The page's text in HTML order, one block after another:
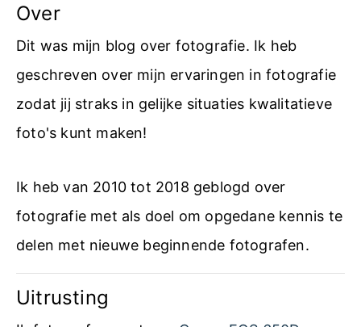
Over
Dit was mijn blog over fotografie. Ik heb
geschreven over mijn ervaringen in fotografie
zodat jij straks in gelijke situaties kwalitatieve
foto's kunt maken!
Ik heb van 2010 tot 2018 geblogd over
fotografie met als doel om opgedane kennis te
delen met nieuwe beginnende fotografen.
Uitrusting